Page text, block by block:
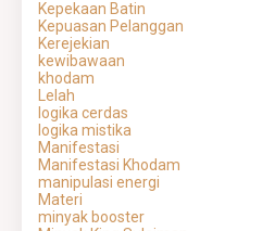
Kepekaan Batin
Kepuasan Pelanggan
Kerejekian
kewibawaan
khodam
Lelah
logika cerdas
logika mistika
Manifestasi
Manifestasi Khodam
manipulasi energi
Materi
minyak booster